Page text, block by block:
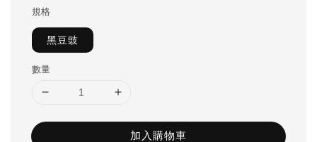
規格
黑豆豉
數量
加入購物車